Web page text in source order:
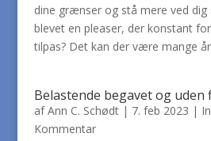
dine grænser og stå mere ved dig
blevet en pleaser, der konstant
tilpas? Det kan der være mange
Belastende begavet og uden
afAnn C. Schødt| 7. feb 2023 |
Kommentar